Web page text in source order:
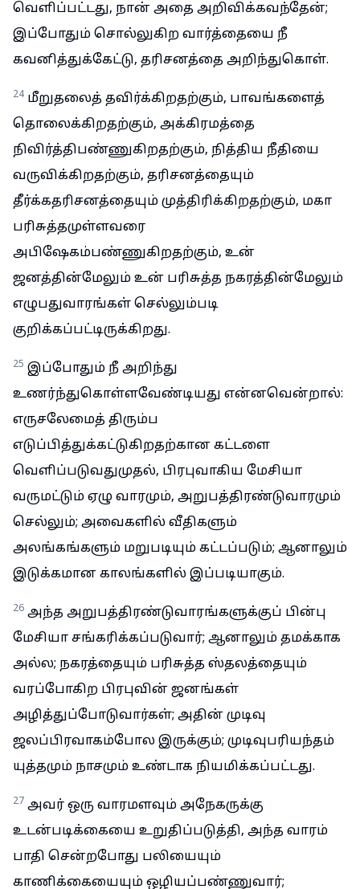
வெளிப்பட்டது, நான் அதை அறிவிக்கவந்தேன்;
இப்போதும் சொல்லுகிற வார்த்தையை நீ
கவனித்துக்கேட்டு, தரிசனத்தை அறிந்துகொள்.
24 மீறுதலைத் தவிர்க்கிறதற்கும், பாவங்களைத்
தொலைக்கிறதற்கும், அக்கிரமத்தை
நிவிர்த்திபண்ணுகிறதற்கும், நித்திய நீதியை
வருவிக்கிறதற்கும், தரிசனத்தையும்
தீர்க்கதரிசனத்தையும் முத்திரிக்கிறதற்கும், மகா
பரிசுத்தமுள்ளவரை
அபிஷேகம்பண்ணுகிறதற்கும், உன்
ஜனத்தின்மேலும் உன் பரிசுத்த நகரத்தின்மேலும்
எழுபதுவாரங்கள் செல்லும்படி
குறிக்கப்பட்டிருக்கிறது.
25 இப்போதும் நீ அறிந்து
உணர்ந்துகொள்ளவேண்டியது என்னவென்றால்:
எருசலேமைத் திரும்ப
எடுப்பித்துக்கட்டுகிறதற்கான கட்டளை
வெளிப்படுவதுமுதல், பிரபுவாகிய மேசியா
வருமட்டும் ஏழு வாரமும், அறுபத்திரண்டுவாரமும்
செல்லும்; அவைகளில் வீதிகளும்
அலங்கங்களும் மறுபடியும் கட்டப்படும்; ஆனாலும்
இடுக்கமான காலங்களில் இப்படியாகும்.
26 அந்த அறுபத்திரண்டுவாரங்களுக்குப் பின்பு
மேசியா சங்கரிக்கப்படுவார்; ஆனாலும் தமக்காக
அல்ல; நகரத்தையும் பரிசுத்த ஸ்தலத்தையும்
வரப்போகிற பிரபுவின் ஜனங்கள்
அழித்துப்போடுவார்கள்; அதின் முடிவு
ஜலப்பிரவாகம்போல இருக்கும்; முடிவுபரியந்தம்
யுத்தமும் நாசமும் உண்டாக நியமிக்கப்பட்டது.
27 அவர் ஒரு வாரமளவும் அநேகருக்கு
உடன்படிக்கையை உறுதிப்படுத்தி, அந்த வாரம்
பாதி சென்றபோது பலியையும்
காணிக்கையையும் ஒழியப்பண்ணுவார்;